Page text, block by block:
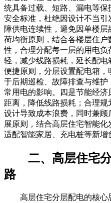
统具备过载、短路、漏电等
安全标准，杜绝因设计不当
障供电连续性，避免因单楼
荷均衡原则，结合各楼层住
性，合理分配每一层的用电
轻，减少线路损耗，延长配
便捷原则，分层设置配电箱
于后期巡检、故障排查与维
常用电的影响。四是节能经
距离，降低线路损耗；合理
设计导致成本浪费，同时兼
展原则，结合高层住宅智能化
适配智能家居、充电桩等新增
二、高层住宅
路
高层住宅分层配电的核心